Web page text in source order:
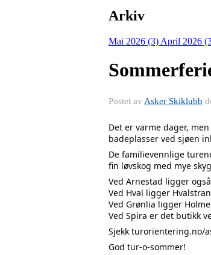
Arkiv
Mai 2026 (3) April 2026
Postet av Asker Skiklubb
Det er varme dager,
badeplasser ved sjøen
De familievennlige
fin løvskog med mye
Ved Arnestad ligger
Ved Hval ligger
Ved Grønlia ligger
Ved Spira er det butikk
Sjekk turorientering.no/
God tur-o-sommer!